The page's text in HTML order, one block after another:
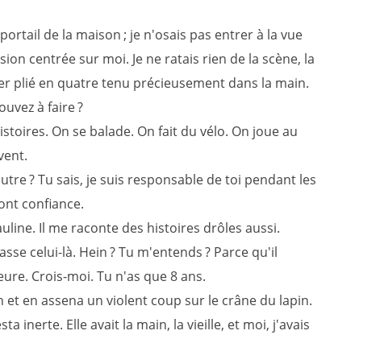
de la maison ; je n'osais pas entrer à la vue
centrée sur moi. Je ne ratais rien de la scène, la
plié en quatre tenu précieusement dans la main.
à faire ?
On se balade. On fait du vélo. On joue au
? Tu sais, je suis responsable de toi pendant les
confiance.
Il me raconte des histoires drôles aussi.
celui-là. Hein ? Tu m'entends ? Parce qu'il
Crois-moi. Tu n'as que 8 ans.
et en assena un violent coup sur le crâne du lapin.
inerte. Elle avait la main, la vieille, et moi, j'avais